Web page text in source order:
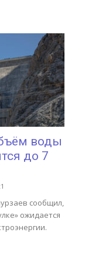
воды
до 7
сообщил,
ожидается